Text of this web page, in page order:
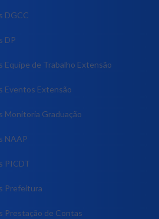
DGCC
DP
Equipe de Trabalho Extensão
Eventos Extensão
Monitoria Graduação
NAAP
PICDT
Prefeitura
Prestação de Contas